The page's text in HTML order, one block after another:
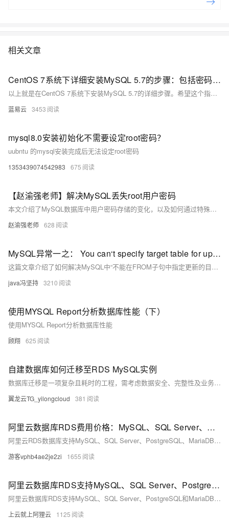
RDS（Relational Database Service）是一种稳定可靠、可弹性伸缩的在
相关文章
CentOS 7系统下详细安装MySQL 5.7的步骤：包括密码配置、字符集配置、远程连接配置
以上就是在CentOS 7系统下安装MySQL 5.7的详细步骤。希望这个指南能帮助你顺利完成安装。
蓝易云 3453
mysql8.0安装初始化不需要设定root密码？
uubntu 的mysql安装完成后无法设定root密码
1353439074542983 675
【赵渝强老师】解决MySQL丢失root用户密码
本文介绍了MySQL数据库中用户密码存储的变化，以及如何通过特殊方法重置root用户的密码。从MySQL 5.7版本开始，密码字段由“password”改为“authentication_string”。文章详细列出了重置密码的步骤，并提供了相关代码示例和视频教程。
赵渝强老师 628
MySQL异常一之： You can‘t specify target table for update in FROM clause解决办法
这篇文章介绍了如何解决MySQL中“不能在FROM子句中指定更新的目标表”（You can't specify target table for update in FROM clause）的错误，提供了错误描述、需求说明、错误做法和正确的SQL写法。
java冯坚持 3210
使用MYSQL Report分析数据库性能（下）
使用MYSQL Report分析数据库性能
顾翔 625
自建数据库如何迁移至RDS MySQL实例
数据库迁移是一项复杂且耗时的工程，需考虑数据安全、完整性及业务中断影响。使用阿里云数据传输服务DTS，可快速、平滑完成迁移任务，将应用停机时间降至分钟级。您还可通过全量备份自建数据库并恢复至RDS MySQL实例，实现间接迁移上云。
翼龙云TG_yilongcloud 381
阿里云数据库RDS费用价格：MySQL、SQL Server、PostgreSQL和MariaDB引擎收费标准
阿里云RDS数据库支持MySQL、SQL Server、PostgreSQL、MariaDB，多种引擎优惠上线！MySQL倚天版88元/年，SQL Server 2核4G仅299元/年，PostgreSQL 227元/年起。高可用、可弹性伸缩，安全稳定。详情见官网活动页。
游客vphb4ae2je2zi 1655
阿里云数据库RDS支持MySQL、SQL Server、PostgreSQL和MariaDB引擎
阿里云数据库RDS支持MySQL、SQL Server、PostgreSQL和MariaDB引擎，提供高性价比、稳定安全的云数据库服务，适用于多种行业与业务场景。
上云就上阿狸云 1125